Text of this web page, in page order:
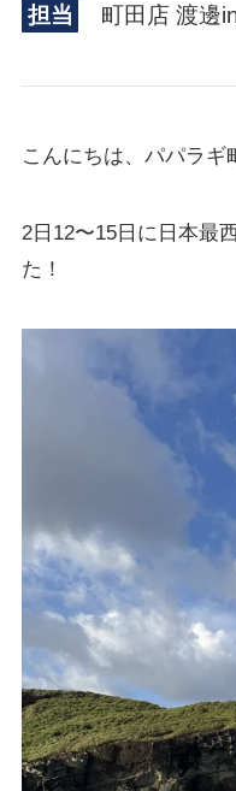
担当 町田店 渡邊
こんにちは、パパラギ
2日12〜15日に日本最
た！